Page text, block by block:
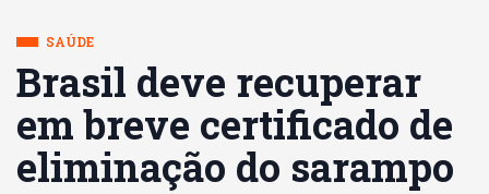
SAÚDE
Brasil deve recuperar
em breve certificado de
eliminação do sarampo